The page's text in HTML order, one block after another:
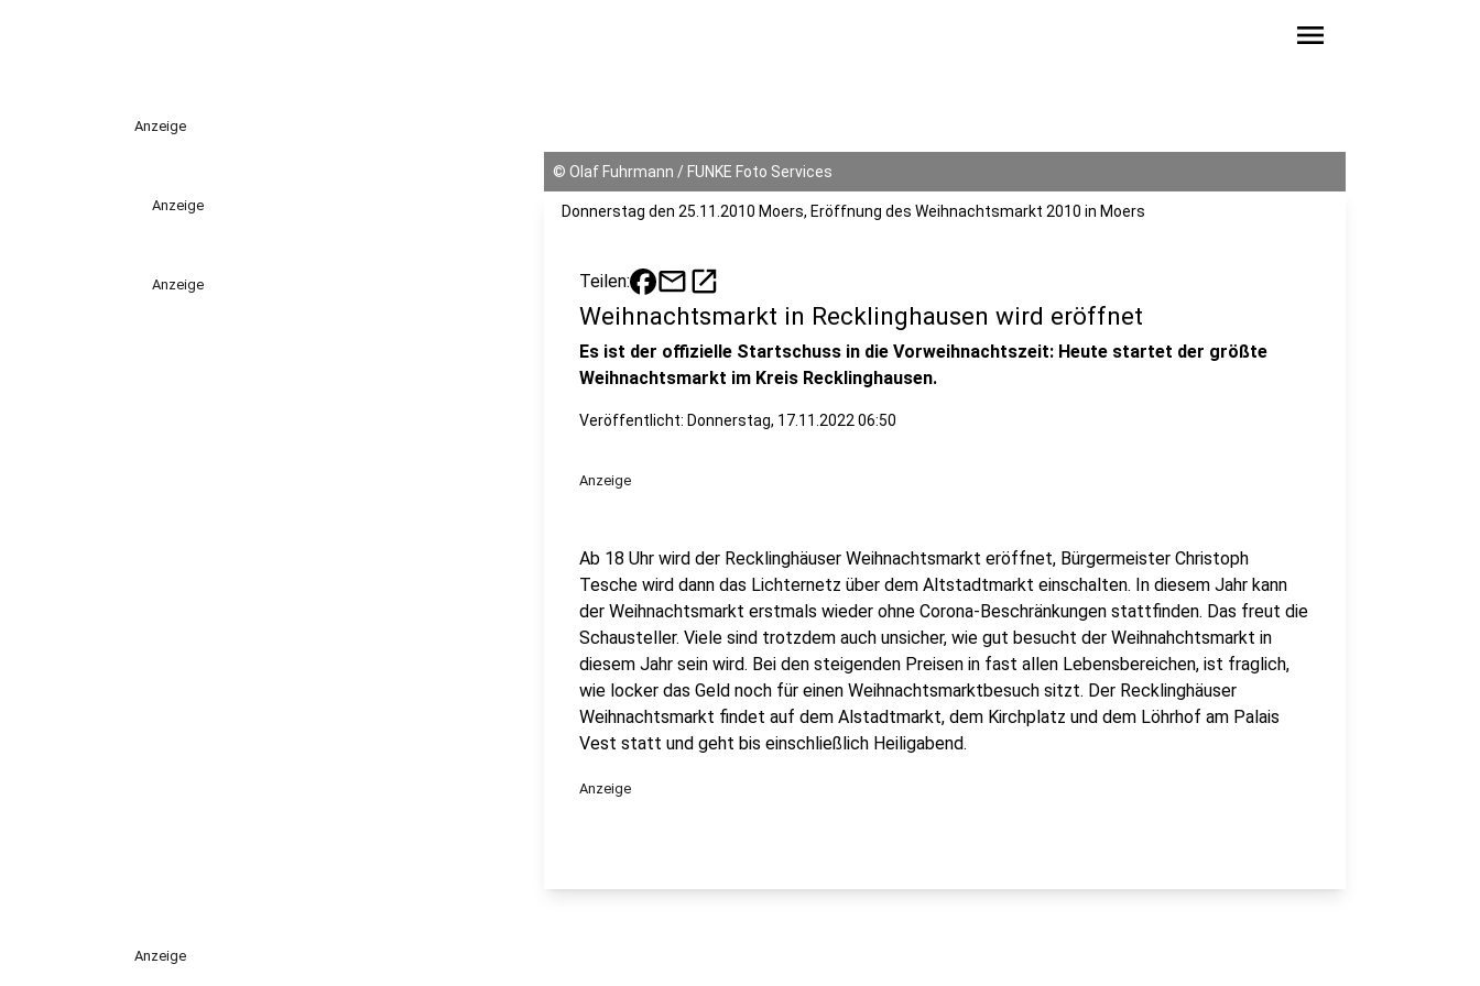
menu
Anzeige
Anzeige
Anzeige
© Olaf Fuhrmann / FUNKE Foto Services
Donnerstag den 25.11.2010 Moers, Eröffnung des Weihnachtsmarkt 2010 in Moers
Teilen: mailopen_in_new
Weihnachtsmarkt in Recklinghausen wird eröffnet
Es ist der offizielle Startschuss in die Vorweihnachtszeit: Heute startet der größte
Weihnachtsmarkt im Kreis Recklinghausen.
Veröffentlicht: Donnerstag, 17.11.2022 06:50
Anzeige
Ab 18 Uhr wird der Recklinghäuser Weihnachtsmarkt eröffnet, Bürgermeister Christoph
Tesche wird dann das Lichternetz über dem Altstadtmarkt einschalten. In diesem Jahr kann
der Weihnachtsmarkt erstmals wieder ohne Corona-Beschränkungen stattfinden. Das freut die
Schausteller. Viele sind trotzdem auch unsicher, wie gut besucht der Weihnahchtsmarkt in
diesem Jahr sein wird. Bei den steigenden Preisen in fast allen Lebensbereichen, ist fraglich,
wie locker das Geld noch für einen Weihnachtsmarktbesuch sitzt. Der Recklinghäuser
Weihnachtsmarkt findet auf dem Alstadtmarkt, dem Kirchplatz und dem Löhrhof am Palais
Vest statt und geht bis einschließlich Heiligabend.
Anzeige
Anzeige